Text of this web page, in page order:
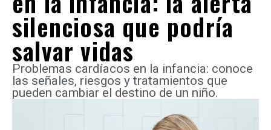
silenciosa que podría
salvar vidas
Problemas cardíacos en la infancia: conoce
las señales, riesgos y tratamientos que
pueden cambiar el destino de un niño.